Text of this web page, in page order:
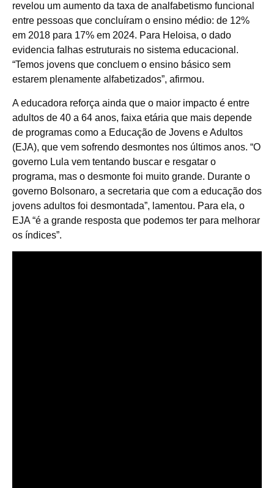
revelou um aumento da taxa de analfabetismo funcional
entre pessoas que concluíram o ensino médio: de 12%
em 2018 para 17% em 2024. Para Heloisa, o dado
evidencia falhas estruturais no sistema educacional.
“Temos jovens que concluem o ensino básico sem
estarem plenamente alfabetizados”, afirmou.
A educadora reforça ainda que o maior impacto é entre
adultos de 40 a 64 anos, faixa etária que mais depende
de programas como a Educação de Jovens e Adultos
(EJA), que vem sofrendo desmontes nos últimos anos. “O
governo Lula vem tentando buscar e resgatar o
programa, mas o desmonte foi muito grande. Durante o
governo Bolsonaro, a secretaria que com a educação dos
jovens adultos foi desmontada”, lamentou. Para ela, o
EJA “é a grande resposta que podemos ter para melhorar
os índices”.